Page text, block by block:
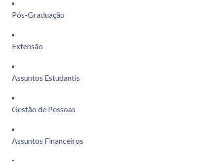
Pós-Graduação
Extensão
Assuntos Estudantis
Gestão de Pessoas
Assuntos Financeiros